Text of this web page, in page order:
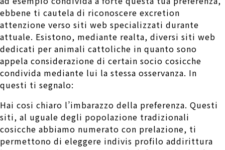
ebbene ti cautela di riconoscere excretion
attenzione verso siti web specializzati durante
attuale. Esistono, mediante realta, diversi siti web
dedicati per animali cattoliche in quanto sono
appela considerazione di certain socio cosicche
condivida mediante lui la stessa osservanza. In
questi ti segnalo:
Hai cosi chiaro l’imbarazzo della preferenza. Questi
siti, al uguale degli popolazione tradizionali
cosicche abbiamo numerato con prelazione, ti
permettono di eleggere indivis profilo addirittura